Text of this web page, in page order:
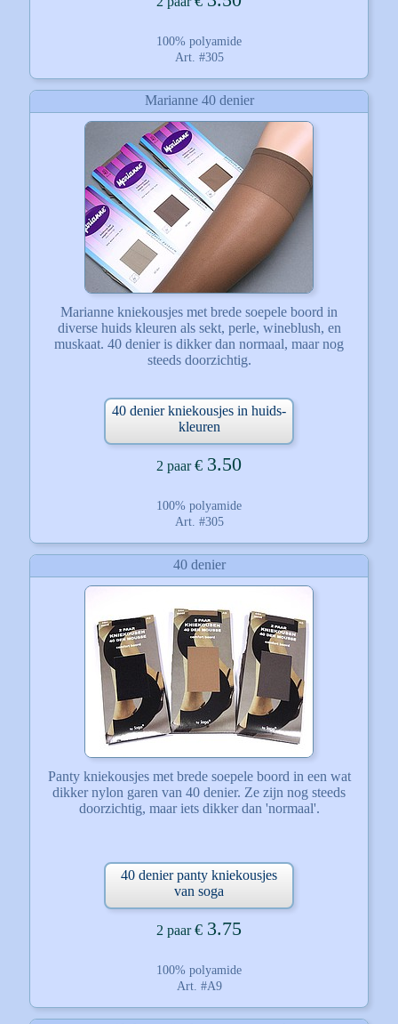
Art. #305
100% polyamide
Marianne 40 denier
Marianne kniekousjes met brede soepele boord in
diverse huids kleuren als sekt, perle, wineblush, en
muskaat. 40 denier is dikker dan normaal, maar nog
steeds doorzichtig.
Art. #305
2 paar€ 3.50
100% polyamide
40 denier kniekousjes in huids-
kleuren
40 denier
Panty kniekousjes met brede soepele boord in een wat
dikker nylon garen van 40 denier. Ze zijn nog steeds
doorzichtig, maar iets dikker dan 'normaal'.
Art. #A9
2 paar€ 3.75
100% polyamide
40 denier panty kniekousjes
van soga